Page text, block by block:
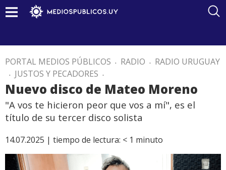
PORTAL MEDIOS PÚBLICOS . RADIO . RADIO URUGUAY
. JUSTOS Y PECADORES .
Nuevo disco de Mateo Moreno
"A vos te hicieron peor que vos a mí", es el
título de su tercer disco solista
14.07.2025 | tiempo de lectura: < 1 minuto